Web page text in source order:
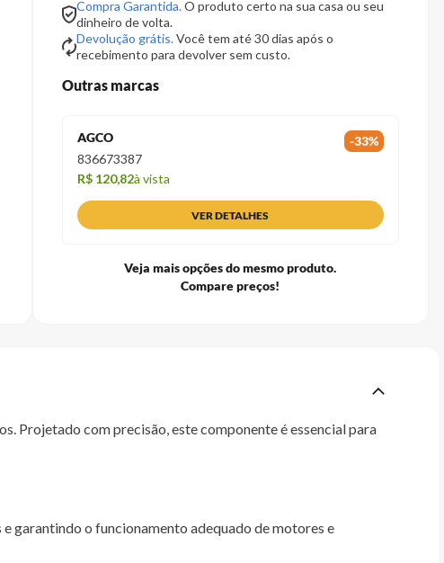
Compra Garantida.O produto certo na sua casa ou seu
dinheiro de volta.
Devolução grátis.Você tem até 30 dias após o
recebimento para devolver sem custo.
Outras marcas
AGCO -33%
836673387
R$ 120,82à vista
VER DETALHES
Veja mais opções do mesmo produto.
Compare preços!
Projetado com precisão, este componente é essencial para
garantindo o funcionamento adequado de motores e